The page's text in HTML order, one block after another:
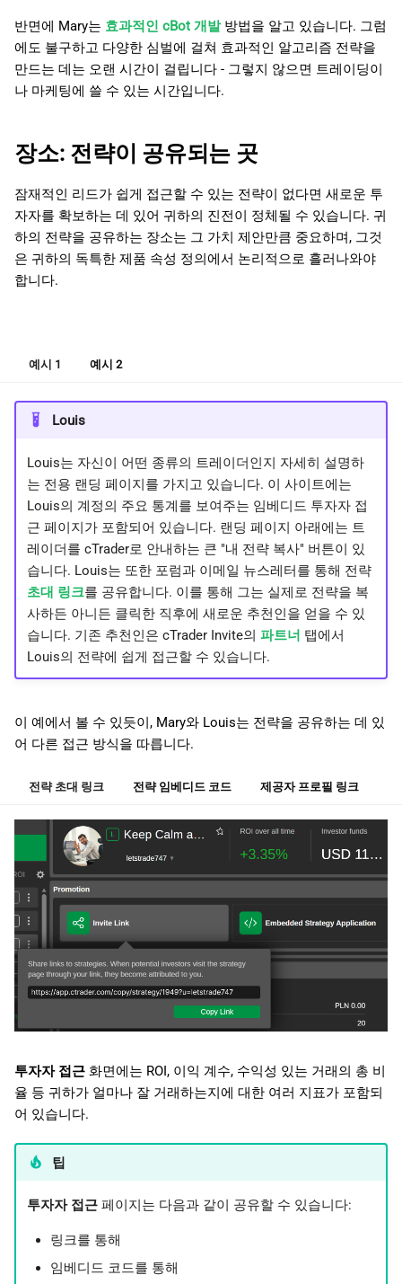
반면에 Mary는 효과적인 cBot 개발방법을 알고 있습니다. 그럼
에도 불구하고 다양한 심벌에 걸쳐 효과적인 알고리즘 전략을
만드는 데는 오랜 시간이 걸립니다 - 그렇지 않으면 트레이딩이
나 마케팅에 쓸 수 있는 시간입니다.
장소: 전략이 공유되는 곳
잠재적인 리드가 쉽게 접근할 수 있는 전략이 없다면 새로운 투
자자를 확보하는 데 있어 귀하의 진전이 정체될 수 있습니다. 귀
하의 전략을 공유하는 장소는 그 가치 제안만큼 중요하며, 그것
은 귀하의 독특한 제품 속성 정의에서 논리적으로 흘러나와야
합니다.
예시 1 예시 2
Louis
Louis는 자신이 어떤 종류의 트레이더인지 자세히 설명하
는 전용 랜딩 페이지를 가지고 있습니다. 이 사이트에는
Louis의 계정의 주요 통계를 보여주는 임베디드 투자자 접
근 페이지가 포함되어 있습니다. 랜딩 페이지 아래에는 트
레이더를 cTrader로 안내하는 큰 "내 전략 복사" 버튼이 있
습니다. Louis는 또한 포럼과 이메일 뉴스레터를 통해 전략
초대 링크를 공유합니다. 이를 통해 그는 실제로 전략을 복
사하든 아니든 클릭한 직후에 새로운 추천인을 얻을 수 있
습니다. 기존 추천인은 cTrader Invite의 파트너 탭에서
Louis의 전략에 쉽게 접근할 수 있습니다.
이 예에서 볼 수 있듯이, Mary와 Louis는 전략을 공유하는 데 있
어 다른 접근 방식을 따릅니다.
전략 초대 링크 전략 임베디드 코드 제공자 프로필 링크
투자자 접근 화면에는 ROI, 이익 계수, 수익성 있는 거래의 총 비
율 등 귀하가 얼마나 잘 거래하는지에 대한 여러 지표가 포함되
어 있습니다.
팁
투자자 접근페이지는 다음과 같이 공유할 수 있습니다:
링크를 통해
임베디드 코드를 통해